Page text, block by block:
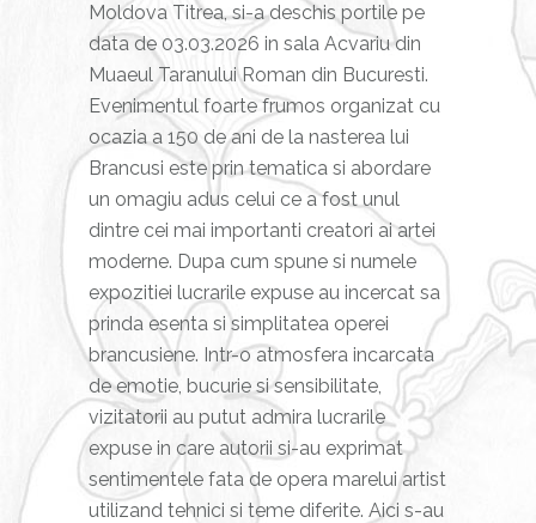
Moldova Titrea, si-a deschis portile pe
data de 03.03.2026 in sala Acvariu din
Muaeul Taranului Roman din Bucuresti.
Evenimentul foarte frumos organizat cu
ocazia a 150 de ani de la nasterea lui
Brancusi este prin tematica si abordare
un omagiu adus celui ce a fost unul
dintre cei mai importanti creatori ai artei
moderne. Dupa cum spune si numele
expozitiei lucrarile expuse au incercat sa
prinda esenta si simplitatea operei
brancusiene. Intr-o atmosfera incarcata
de emotie, bucurie si sensibilitate,
vizitatorii au putut admira lucrarile
expuse in care autorii si-au exprimat
sentimentele fata de opera marelui artist
utilizand tehnici si teme diferite. Aici s-au